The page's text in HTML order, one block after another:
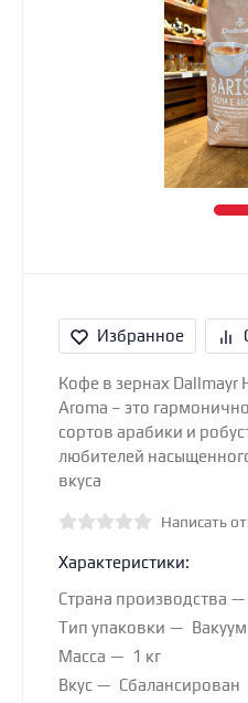
Избранное
Кофе в зернах Dallmayr
Aroma – это
сортов арабики и
любителей
вкуса
Написать
Характеристики:
Страна производства
Тип упаковки
Вакуум
Масса
1 кг
Вкус
Сбалансирован